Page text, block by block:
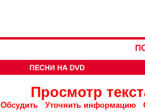
Просмотр
Обсудить Уточнить информацию